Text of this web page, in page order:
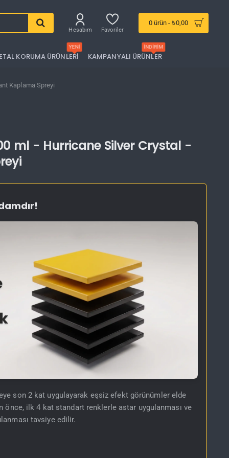
Hesabım Favoriler
0 ürün - ₺0,00
KORUMA ÜRÜNLERI
YENI
KAMPANYALI ÜRÜNLER
İNDIRIM
Kaplama Spreyi
ml - Hurricane Silver Crystal -
son 2 kat uygulayarak eşsiz efekt görünümler elde
önce, ilk 4 kat standart renklerle astar uygulanması ve
tavsiye edilir.